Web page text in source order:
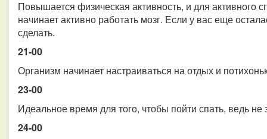
Повышается физическая активность, и для активного
начинает активно работать мозг. Если у вас еще
сделать.
21-00
Организм начинает настраиваться на отдых и
23-00
Идеальное время для того, чтобы пойти спать, ведь
24-00